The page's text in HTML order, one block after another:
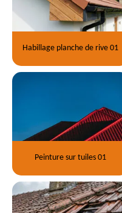
Habillage planche de rive 01
Peinture sur tuiles 01